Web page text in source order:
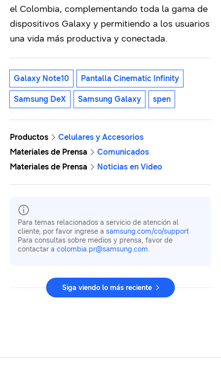
el Colombia, complementando toda la gama de
dispositivos Galaxy y permitiendo a los usuarios
una vida más productiva y conectada.
Galaxy Note10 Pantalla Cinematic Infinity
Samsung DeX Samsung Galaxy spen
Productos
Celulares y Accesorios
Materiales de Prensa
Comunicados
Materiales de Prensa
Noticias en Video
Para temas relacionados a servicio de atención al
cliente, por favor ingrese a samsung.com/co/support
Para consultas sobre medios y prensa, favor de
contactar a colombia.pr@samsung.com.
Siga viendo lo más reciente